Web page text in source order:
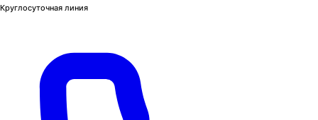
Круглосуточная линия